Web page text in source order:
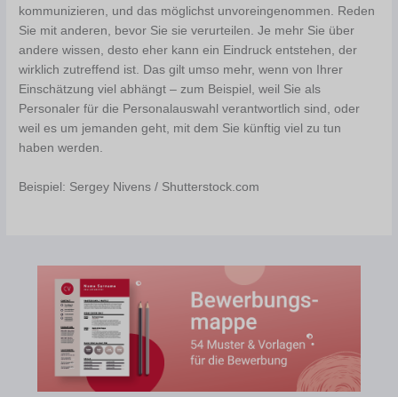
kommunizieren, und das möglichst unvoreingenommen. Reden
Sie mit anderen, bevor Sie sie verurteilen. Je mehr Sie über
andere wissen, desto eher kann ein Eindruck entstehen, der
wirklich zutreffend ist. Das gilt umso mehr, wenn von Ihrer
Einschätzung viel abhängt – zum Beispiel, weil Sie als
Personaler für die Personalauswahl verantwortlich sind, oder
weil es um jemanden geht, mit dem Sie künftig viel zu tun
haben werden.
Beispiel: Sergey Nivens / Shutterstock.com